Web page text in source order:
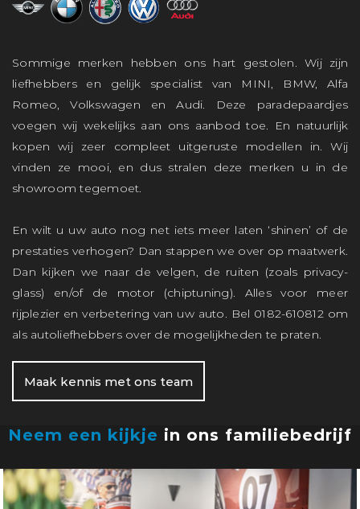
Sommige merken hebben ons hart gestolen. Wij zijn
liefhebbers en gelijk specialist van MINI, BMW, Alfa
Romeo, Volkswagen en Audi. Deze paradepaardjes
voegen wij wekelijks aan ons aanbod toe. En natuurlijk
kopen wij zeer compleet uitgeruste modellen in. Wij
vinden ze mooi, en dus stralen deze merken u in de
showroom tegemoet.
En wilt u uw auto nog net iets meer laten ‘shinen’ of de
prestaties verhogen? Dan stappen we over op maatwerk.
Dan kijken we naar de velgen, de ruiten (zoals privacy-
glass) en/of de motor (chiptuning). Alles voor meer
rijplezier en verbetering van uw auto. Bel 0182-610812 om
als autoliefhebbers over de mogelijkheden te praten.
Maak kennis met ons team
Neem een kijkje in ons familiebedrijf